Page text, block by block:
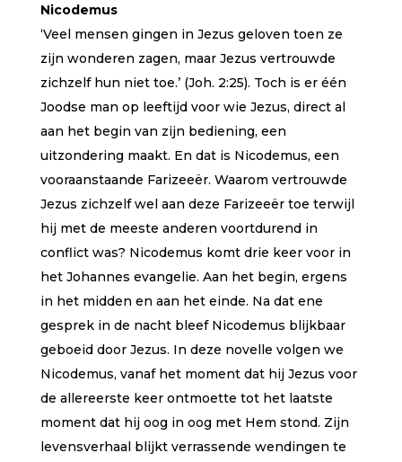
op
klant
waard
ering
Nicodemus
‘Veel mensen gingen in Jezus geloven toen ze
zijn wonderen zagen, maar Jezus vertrouwde
zichzelf hun niet toe.’ (Joh. 2:25). Toch is er één
Joodse man op leeftijd voor wie Jezus, direct al
aan het begin van zijn bediening, een
uitzondering maakt. En dat is Nicodemus, een
vooraanstaande Farizeeër. Waarom vertrouwde
Jezus zichzelf wel aan deze Farizeeër toe terwijl
hij met de meeste anderen voortdurend in
conflict was? Nicodemus komt drie keer voor in
het Johannes evangelie. Aan het begin, ergens
in het midden en aan het einde. Na dat ene
gesprek in de nacht bleef Nicodemus blijkbaar
geboeid door Jezus. In deze novelle volgen we
Nicodemus, vanaf het moment dat hij Jezus voor
de allereerste keer ontmoette tot het laatste
moment dat hij oog in oog met Hem stond. Zijn
levensverhaal blijkt verrassende wendingen te